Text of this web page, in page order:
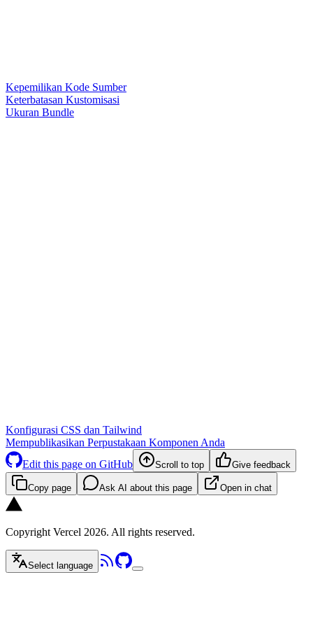
Kepemilikan Kode Sumber
Keterbatasan Kustomisasi
Ukuran Bundle
Konfigurasi CSS dan Tailwind
Mempublikasikan Perpustakaan Komponen Anda
Edit this page on GitHub
Scroll to top Give feedback
Copy page Ask AI about this page Open in chat
Copyright Vercel 2026. All rights reserved.
Select language